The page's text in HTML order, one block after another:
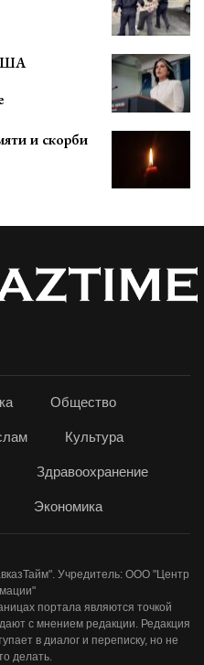
и скорби
Общество
Культура
Здравоохранение
Экономика
Учредитель: ООО "Центр
портала являются точкой
с мнением редакции. Редакция
в диалог и переписку, но не
делать.